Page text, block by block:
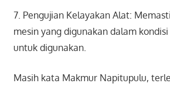
7. Pengujian Kelayakan Alat:
mesin yang digunakan dalam
untuk digunakan.
Masih kata Makmur Napitupulu,